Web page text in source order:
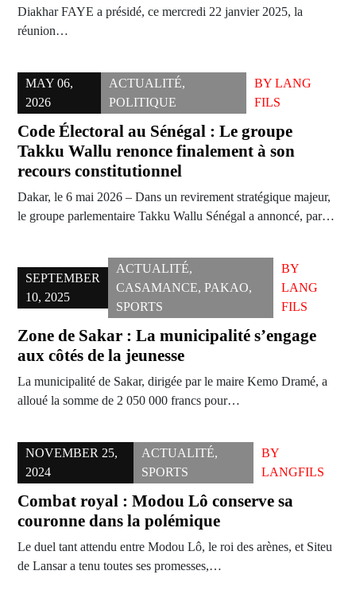
Diakhar FAYE a présidé, ce mercredi 22 janvier 2025, la
réunion…
MAY 06,
2026
ACTUALITÉ,
POLITIQUE
BY LANG
FILS
Code Électoral au Sénégal : Le groupe
Takku Wallu renonce finalement à son
recours constitutionnel
Dakar, le 6 mai 2026 – Dans un revirement stratégique majeur,
le groupe parlementaire Takku Wallu Sénégal a annoncé, par…
SEPTEMBER
10, 2025
ACTUALITÉ,
CASAMANCE, PAKAO,
SPORTS
BY
LANG
FILS
Zone de Sakar : La municipalité s’engage
aux côtés de la jeunesse
La municipalité de Sakar, dirigée par le maire Kemo Dramé, a
alloué la somme de 2 050 000 francs pour…
NOVEMBER 25,
2024
ACTUALITÉ,
SPORTS
BY
LANGFILS
Combat royal : Modou Lô conserve sa
couronne dans la polémique
Le duel tant attendu entre Modou Lô, le roi des arènes, et Siteu
de Lansar a tenu toutes ses promesses,…